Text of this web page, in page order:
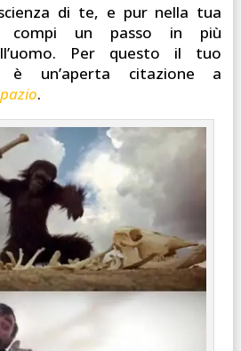
di te, e pur nella tua
compi un passo in più
Per questo il tuo
è un’aperta citazione a
.